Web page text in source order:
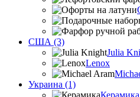
США (3)
Julia
Lenox
Украина (1)
Керамика